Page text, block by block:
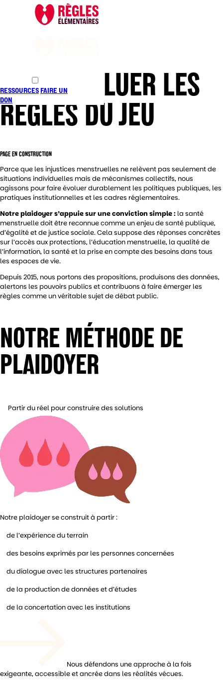
RESSOURCES FAIRE UN
DON
FAIRE ÉVOLUER LES
RÈGLES DU JEU
PAGE EN CONSTRUCTION
Parce que les injustices menstruelles ne relèvent pas seulement de
situations individuelles mais de mécanismes collectifs, nous
agissons pour faire évoluer durablement les politiques publiques, les
pratiques institutionnelles et les cadres réglementaires.
Notre plaidoyer s’appuie sur une conviction simple : la santé
menstruelle doit être reconnue comme un enjeu de santé publique,
d’égalité et de justice sociale. Cela suppose des réponses concrètes
sur l’accès aux protections, l’éducation menstruelle, la qualité de
l’information, la santé et la prise en compte des besoins dans tous
les espaces de vie.
Depuis 2015, nous portons des propositions, produisons des données,
alertons les pouvoirs publics et contribuons à faire émerger les
règles comme un véritable sujet de débat public.
NOTRE MÉTHODE DE
PLAIDOYER
Partir du réel pour construire des solutions
Notre plaidoyer se construit à partir :
de l’expérience du terrain
des besoins exprimés par les personnes concernées
du dialogue avec les structures partenaires
de la production de données et d’études
de la concertation avec les institutions
Nous défendons une approche à la fois
exigeante, accessible et ancrée dans les réalités vécues.